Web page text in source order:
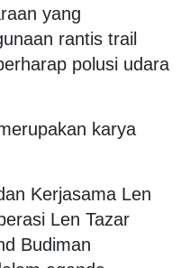
yang
rantis trail
polusi udara
karya
Kerjasama Len
Len Tazar
Budiman